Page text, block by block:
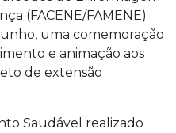
(FACENE/FAMENE)
uma comemoração
e animação aos
de extensão
Saudável realizado